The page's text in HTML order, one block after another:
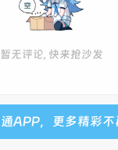
暂无评论, 快来抢沙发
APP，更多精彩不